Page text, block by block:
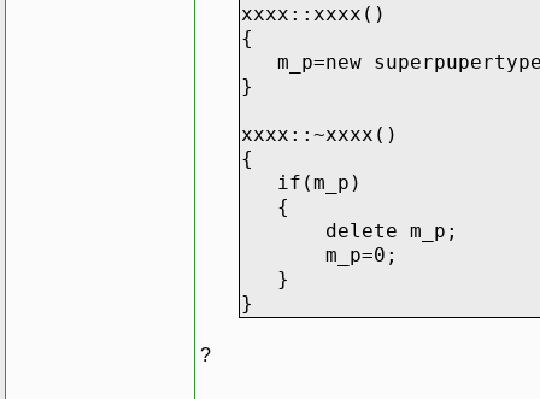
xxxx::xxxx()
{
m_p=new
}
xxxx::~xxxx()
{
if(m_p)
{
delete m_p;
m_p=0;
}
}
?